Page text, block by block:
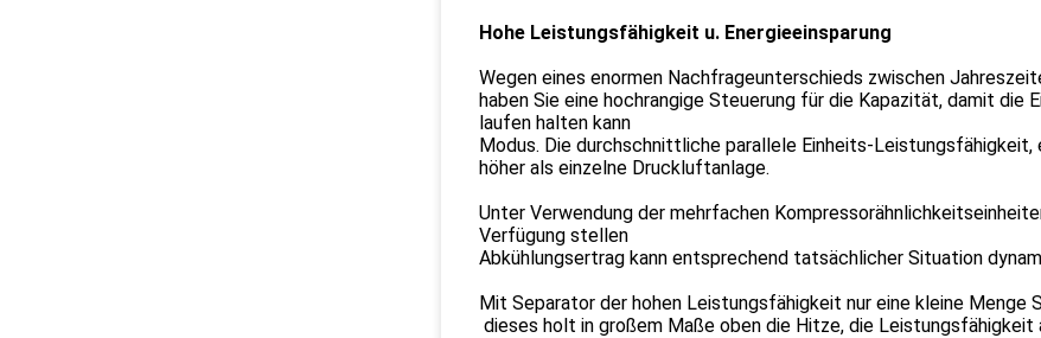
Hohe Leistungsfähigkeit u. Energieeinsparung
Wegen eines enormen Nachfrageunterschieds zwischen
haben Sie eine hochrangige Steuerung für die Kapazität, damit die
laufen halten kann
Modus. Die durchschnittliche parallele Einheits-
höher als einzelne Druckluftanlage.
Unter Verwendung der mehrfachen
Verfügung stellen
Abkühlungsertrag kann entsprechend tatsächlicher Situation
Mit Separator der hohen Leistungsfähigkeit nur eine kleine Menge
dieses holt in großem Maße oben die Hitze, die Leistungsfähigkeit